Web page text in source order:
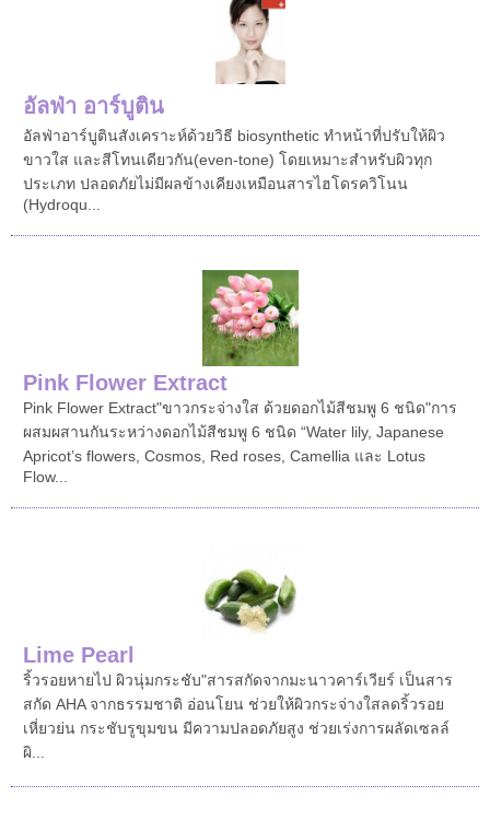
อัลฟ่า อาร์บูติน
อัลฟ่าอาร์บูติน สังเคราะห์ด้วยวิธี biosynthetic ทำหน้าที่ปรับให้ผิว
ขาวใส และสีโทนเดียวกัน(even-tone) โดยเหมาะสำหรับผิวทุก
ประเภท ปลอดภัยไม่มีผลข้างเคียงเหมือนสารไฮโดรควิโนน
(Hydroqu...
Pink Flower Extract
Pink Flower Extract"ขาวกระจ่างใส ด้วยดอกไม้สีชมพู 6 ชนิด"การ
ผสมผสานกันระหว่างดอกไม้สีชมพู 6 ชนิด “Water lily, Japanese
Apricot’s flowers, Cosmos, Red roses, Camellia และ Lotus
Flow...
Lime Pearl
ริ้วรอยหายไป ผิวนุ่มกระชับ"สารสกัดจากมะนาวคาร์เวียร์ เป็นสาร
สกัด AHA จากธรรมชาติ อ่อนโยน ช่วยให้ผิวกระจ่างใสลดริ้วรอย
เหี่ยวย่น กระชับรูขุมขน มีความปลอดภัยสูง ช่วยเร่งการผลัดเซลล์
ผิ...